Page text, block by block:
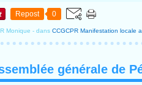
Repost 0
Monique -dans CCGCPR Manifestation locale
générale de